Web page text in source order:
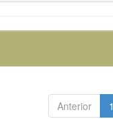
Anterior 1